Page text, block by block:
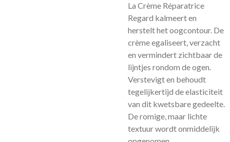
La Crème Réparatrice
Regard kalmeert en
herstelt het oogcontour. De
crème egaliseert, verzacht
en vermindert zichtbaar de
lijntjes rondom de ogen.
Verstevigt en behoudt
tegelijkertijd de elasticiteit
van dit kwetsbare gedeelte.
De romige, maar lichte
textuur wordt onmiddelijk